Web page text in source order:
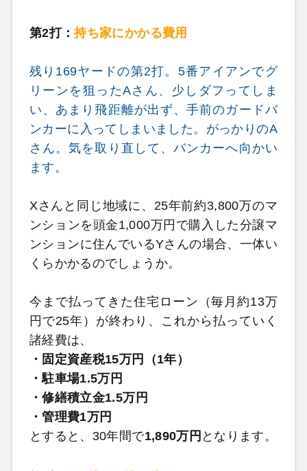
第2打：持ち家にかかる費用
残り169ヤードの第2打。5番アイアンでグ
リーンを狙ったAさん、少しダフってしま
い、あまり飛距離が出ず、手前のガードバ
ンカーに入ってしまいました。がっかりのA
さん。気を取り直して、バンカーへ向かい
ます。
Xさんと同じ地域に、25年前約3,800万のマ
ンションを頭金1,000万円で購入した分譲マ
ンションに住んでいるYさんの場合、一体い
くらかかるのでしょうか。
今まで払ってきた住宅ローン（毎月約13万
円で25年）が終わり、これから払っていく
諸経費は、
・固定資産税15万円（1年）
・駐車場1.5万円
・修繕積立金1.5万円
・管理費1万円
とすると、30年間で1,890万円 となります。